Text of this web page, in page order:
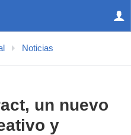
Noticias
un nuevo
y